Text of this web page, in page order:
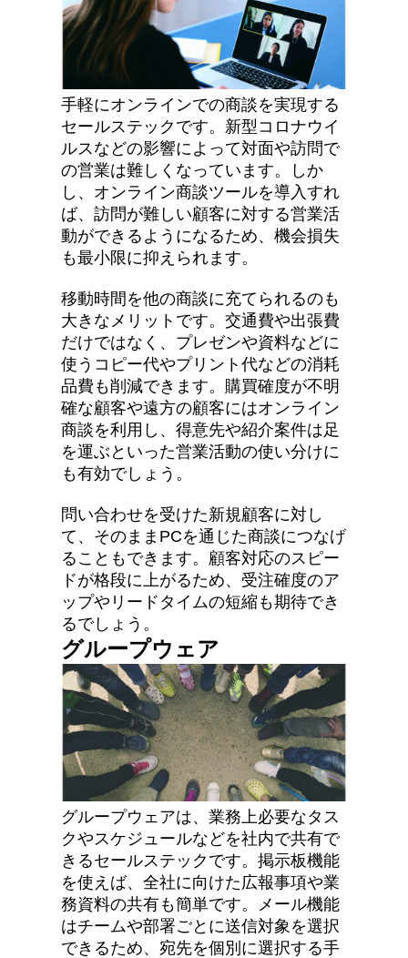
手軽にオンラインでの商談を実現する
セールステックです。新型コロナウイ
ルスなどの影響によって対面や訪問で
の営業は難しくなっています。しか
し、オンライン商談ツールを導入すれ
ば、訪問が難しい顧客に対する営業活
動ができるようになるため、機会損失
も最小限に抑えられます。
移動時間を他の商談に充てられるのも
大きなメリットです。交通費や出張費
だけではなく、プレゼンや資料などに
使うコピー代やプリント代などの消耗
品費も削減できます。購買確度が不明
確な顧客や遠方の顧客にはオンライン
商談を利用し、得意先や紹介案件は足
を運ぶといった営業活動の使い分けに
も有効でしょう。
問い合わせを受けた新規顧客に対し
て、そのままPCを通じた商談につなげ
ることもできます。顧客対応のスピー
ドが格段に上がるため、受注確度のア
ップやリードタイムの短縮も期待でき
るでしょう。
グループウェア
グループウェアは、業務上必要なタス
クやスケジュールなどを社内で共有で
きるセールステックです。掲示板機能
を使えば、全社に向けた広報事項や業
務資料の共有も簡単です。メール機能
はチームや部署ごとに送信対象を選択
できるため、宛先を個別に選択する手